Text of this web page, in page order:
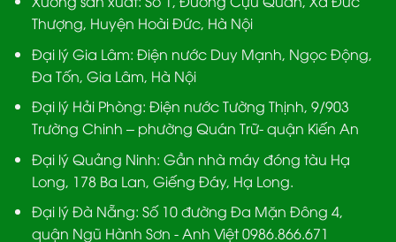
Thượng, Huyện Hoài Đức, Hà Nội
Đại lý Gia Lâm: Điện nước Duy Mạnh, Ngọc Động,
Đa Tốn, Gia Lâm, Hà Nội
Đại lý Hải Phòng: Điện nước Tường Thịnh, 9/903
Trường Chinh – phường Quán Trữ- quận Kiến An
Đại lý Quảng Ninh: Gần nhà máy đóng tàu Hạ
Long, 178 Ba Lan, Giếng Đáy, Hạ Long.
Đại lý Đà Nẵng: Số 10 đường Đa Mặn Đông 4,
quận Ngũ Hành Sơn - Anh Việt 0986.866.671